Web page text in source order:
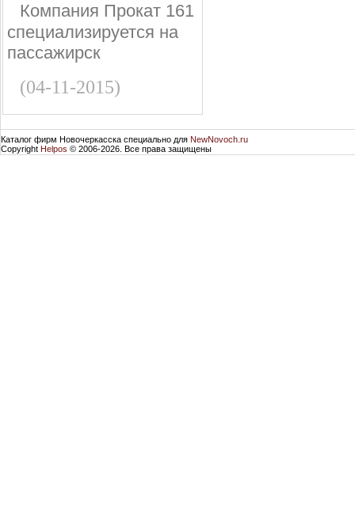
Компания Прокат 161
специализируется на
пассажирск
(04-11-2015)
Каталог фирм Новочеркасска специально для NewNovoch.ru
Copyright Helpos © 2006-2026. Все права защищены